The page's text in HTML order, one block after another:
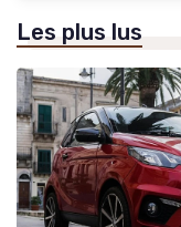
Les plus lus